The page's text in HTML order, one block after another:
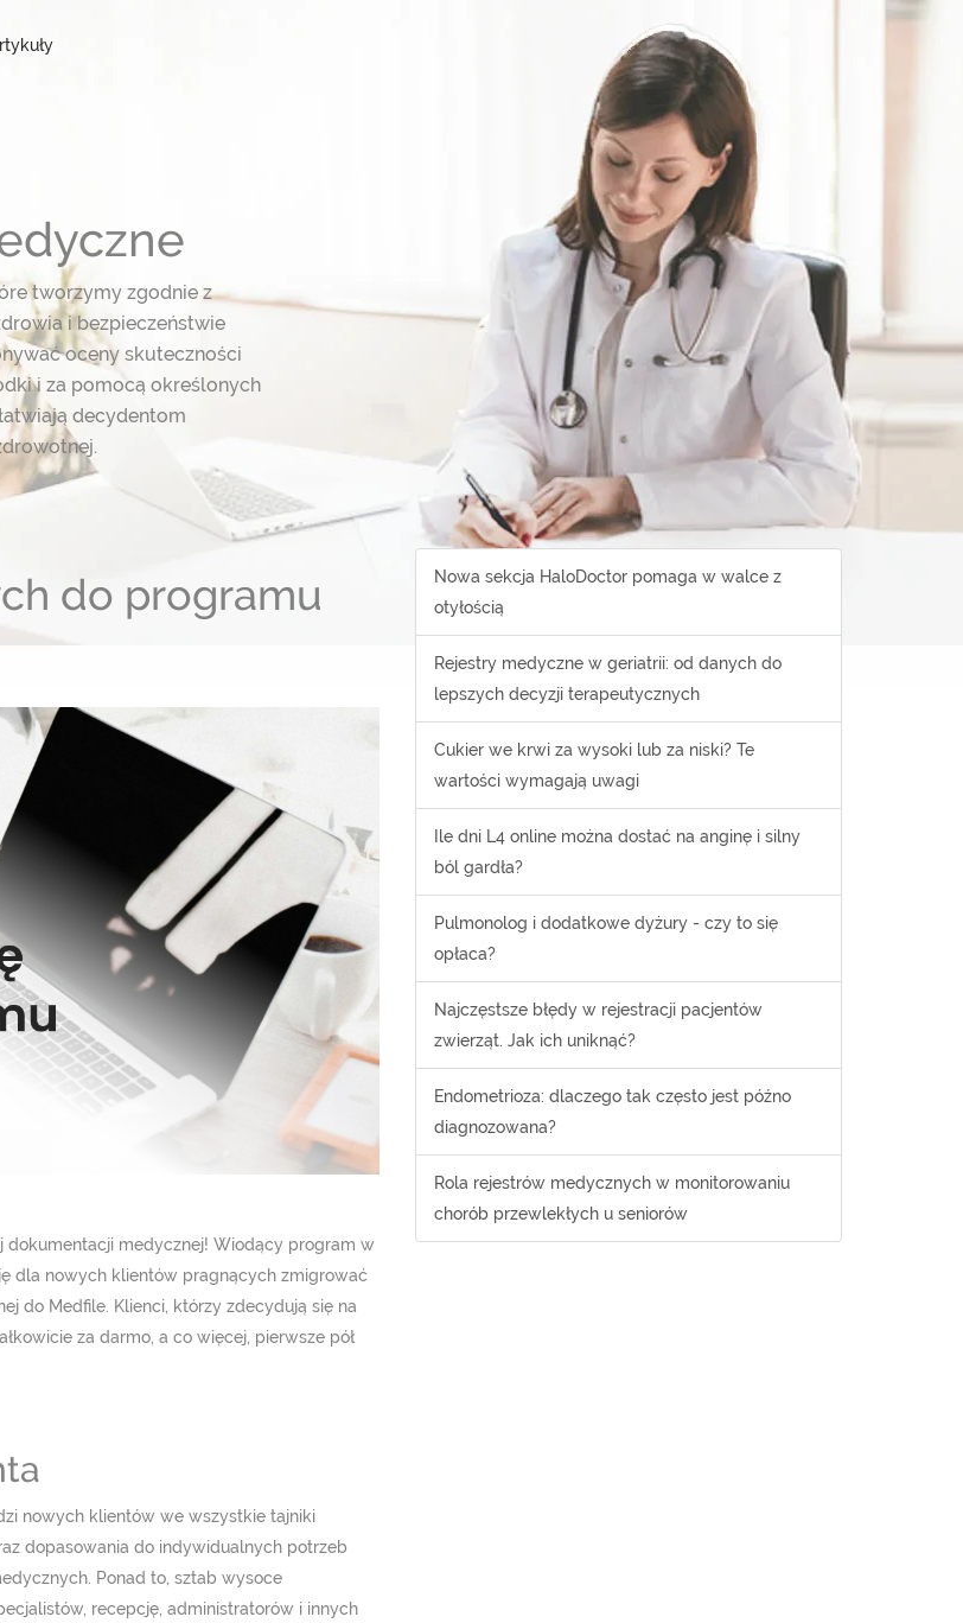
tworzymy zgodnie z
i bezpieczeństwie
oceny skuteczności
i za pomocą określonych
decydentom
do programu
dokumentacji medycznej! Wiodący program w
dla nowych klientów pragnących zmigrować
do Medfile. Klienci, którzy zdecydują się na
za darmo, a co więcej, pierwsze pół
nowych klientów we wszystkie tajniki
dopasowania do indywidualnych potrzeb
Ponad to, sztab wysoce
recepcję, administratorów i innych
Nowa sekcja HaloDoctor pomaga w walce z
otyłością
Rejestry medyczne w geriatrii: od danych do
lepszych decyzji terapeutycznych
Cukier we krwi za wysoki lub za niski? Te
wartości wymagają uwagi
Ile dni L4 online można dostać na anginę i silny
ból gardła?
Pulmonolog i dodatkowe dyżury - czy to się
opłaca?
Najczęstsze błędy w rejestracji pacjentów
zwierząt. Jak ich uniknąć?
Endometrioza: dlaczego tak często jest późno
diagnozowana?
Rola rejestrów medycznych w monitorowaniu
chorób przewlekłych u seniorów